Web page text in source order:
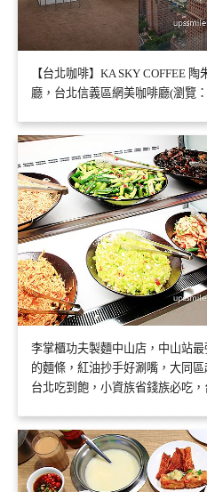
【台北咖啡】KA SKY COFFEE
廳，台北信義區網美咖啡廳(瀏覽
李掌櫃功夫製麵中山店，中山站
的麵條，紅油抄手好涮嘴，大同
台北吃到飽，小資族省錢族必吃